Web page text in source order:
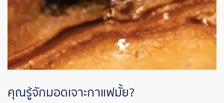
คุณรู้จักมอดเจาะกาแฟมั้ย?